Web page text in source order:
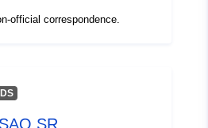
official correspondence.
SR